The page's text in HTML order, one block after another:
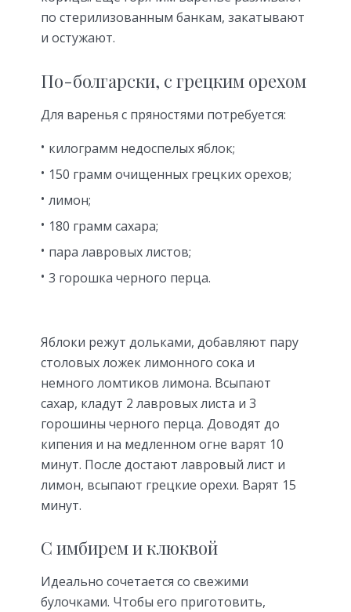
по стерилизованным банкам, закатывают
и остужают.
По-болгарски, с грецким орехом
Для варенья с пряностями потребуется:
килограмм недоспелых яблок;
150 грамм очищенных грецких орехов;
лимон;
180 грамм сахара;
пара лавровых листов;
3 горошка черного перца.
Яблоки режут дольками, добавляют пару
столовых ложек лимонного сока и
немного ломтиков лимона. Всыпают
сахар, кладут 2 лавровых листа и 3
горошины черного перца. Доводят до
кипения и на медленном огне варят 10
минут. После достают лавровый лист и
лимон, всыпают грецкие орехи. Варят 15
минут.
С имбирем и клюквой
Идеально сочетается со свежими
булочками. Чтобы его приготовить,